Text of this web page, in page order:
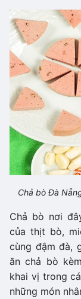
Chả bò Đà
Chả bò nơi
của thịt bò,
cùng đậm đà,
ăn chả bò
khai vị trong
những món